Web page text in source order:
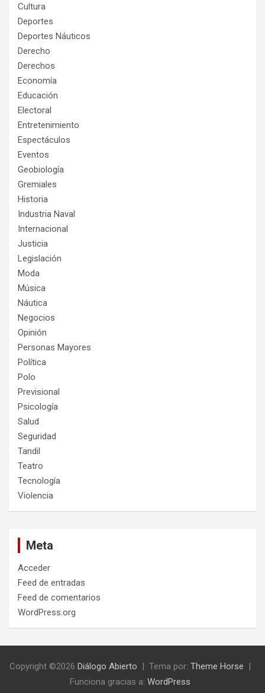
Cultura
Deportes
Deportes Náuticos
Derecho
Derechos
Economía
Educación
Electoral
Entretenimiento
Espectáculos
Eventos
Geobiología
Gremiales
Historia
Industria Naval
Internacional
Justicia
Legislación
Moda
Música
Náutica
Negocios
Opinión
Personas Mayores
Política
Polo
Previsional
Psicología
Salud
Seguridad
Tandil
Teatro
Tecnología
Violencia
Meta
Acceder
Feed de entradas
Feed de comentarios
WordPress.org
Copyright ©2026 Diálogo Abierto Tema por: Theme Horse
Funciona gracias a: WordPress